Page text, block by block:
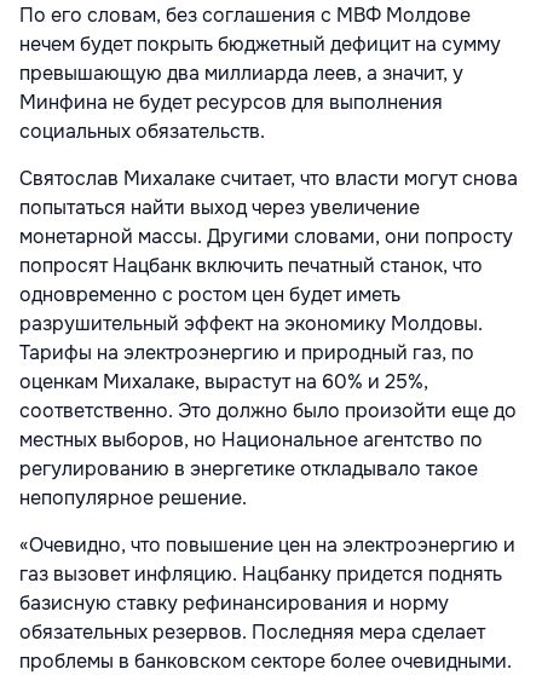
По его словам, без соглашения с МВФ Молдове
нечем будет покрыть бюджетный дефицит на сумму
превышающую два миллиарда леев, а значит, у
Минфина не будет ресурсов для выполнения
социальных обязательств.
Святослав Михалаке считает, что власти могут снова
попытаться найти выход через увеличение
монетарной массы. Другими словами, они попросту
попросят Нацбанк включить печатный станок, что
одновременно с ростом цен будет иметь
разрушительный эффект на экономику Молдовы.
Тарифы на электроэнергию и природный газ, по
оценкам Михалаке, вырастут на 60% и 25%,
соответственно. Это должно было произойти еще до
местных выборов, но Национальное агентство по
регулированию в энергетике откладывало такое
непопулярное решение.
«Очевидно, что повышение цен на электроэнергию и
газ вызовет инфляцию. Нацбанку придется поднять
базисную ставку рефинансирования и норму
обязательных резервов. Последняя мера сделает
проблемы в банковском секторе более очевидными.